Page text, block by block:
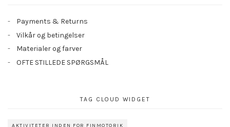
Payments & Returns
Vilkår og betingelser
Materialer og farver
OFTE STILLEDE SPØRGSMÅL
TAG CLOUD WIDGET
AKTIVITETER INDEN FOR FINMOTORIK